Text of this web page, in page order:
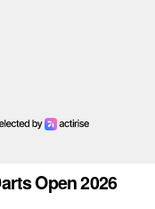
Open 2026